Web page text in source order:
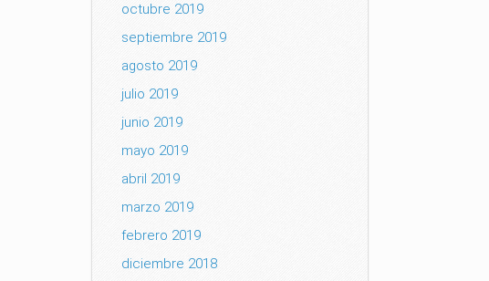
octubre 2019
septiembre 2019
agosto 2019
julio 2019
junio 2019
mayo 2019
abril 2019
marzo 2019
febrero 2019
diciembre 2018